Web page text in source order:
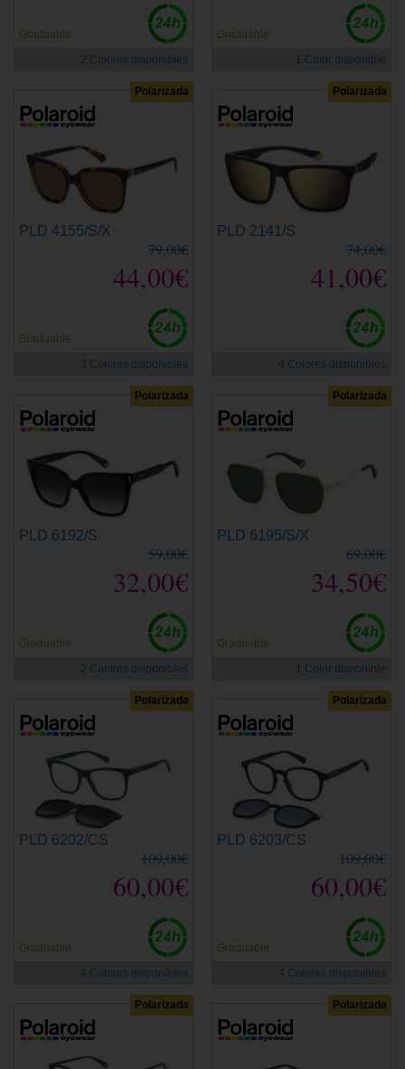
Graduable
2 Colores disponibles
Graduable
1 Color disponible
Polarizada
PLD 4155/S/X
79,00€
44,00€
Graduable
3 Colores disponibles
Polarizada
PLD 2141/S
74,00€
41,00€
4 Colores disponibles
Polarizada
PLD 6192/S
59,00€
32,00€
Graduable
2 Colores disponibles
Polarizada
PLD 6195/S/X
69,00€
34,50€
Graduable
1 Color disponible
Polarizada
PLD 6202/CS
109,00€
60,00€
Graduable
4 Colores disponibles
Polarizada
PLD 6203/CS
109,00€
60,00€
Graduable
4 Colores disponibles
Polarizada Polarizada